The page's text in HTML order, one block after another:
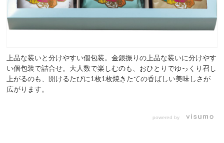
上品な装いと分けやすい個包装。金銀振りの上品な装いに分けやす
い個包装で詰合せ。大人数で楽しむのも、おひとりでゆっくり召し
上がるのも、開けるたびに1枚1枚焼きたての香ばしい美味しさが
広がります。
powered by